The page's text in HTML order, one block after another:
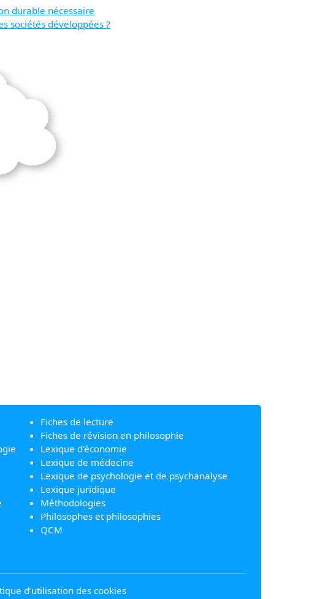
durable nécessaire
sociétés développées ?
Fiches de lecture
Fiches de révision en philosophie
Lexique d'économie
Lexique de médecine
Lexique de psychologie et de psychanalyse
Lexique juridique
Méthodologies
Philosophes et philosophies
QCM
d’utilisation des cookies